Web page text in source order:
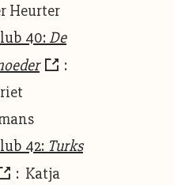
Heurter
40:De
:
42: Turks
: Katja